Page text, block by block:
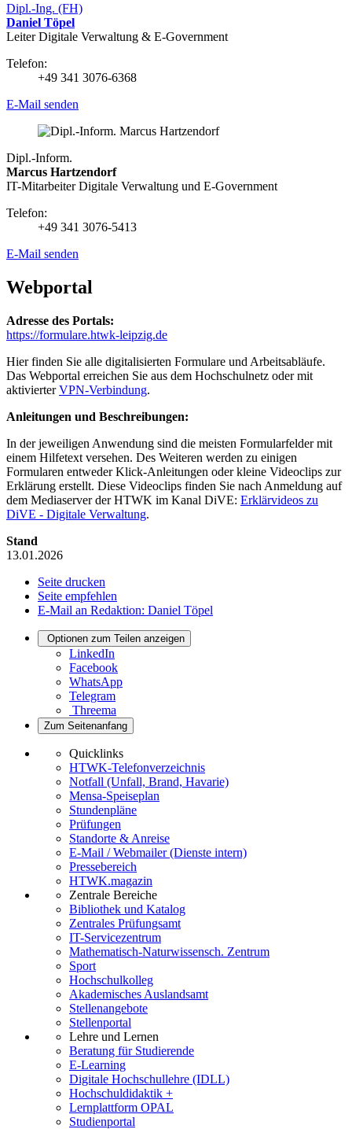
Dipl.-Ing. (FH)
Daniel Töpel
Leiter Digitale Verwaltung & E-Government
Telefon:
+49 341 3076-6368
E-Mail senden
Dipl.-Inform.
Marcus Hartzendorf
IT-Mitarbeiter Digitale Verwaltung und E-Government
Telefon:
+49 341 3076-5413
E-Mail senden
Webportal
Adresse des Portals:
https://formulare.htwk-leipzig.de
Hier finden Sie alle digitalisierten Formulare und Arbeitsabläufe.
Das Webportal erreichen Sie aus dem Hochschulnetz oder mit
aktivierterVPN-Verbindung.
Anleitungen und Beschreibungen:
In der jeweiligen Anwendung sind die meisten Formularfelder mit
einem Hilfetext versehen. Des Weiteren werden zu einigen
Formularen entweder Klick-Anleitungen oder kleine Videoclips zur
Erklärung erstellt. Diese Videoclips finden Sie nach Anmeldung auf
dem Mediaserver der HTWK im Kanal DiVE: Erklärvideos zu
DiVE - Digitale Verwaltung.
Stand
13.01.2026
Seite drucken
Seite empfehlen
E-Mail an Redaktion: Daniel Töpel
Optionen zum Teilen anzeigen
LinkedIn
Facebook
WhatsApp
Telegram
Threema
Zum Seitenanfang
Quicklinks
HTWK-Telefonverzeichnis
Notfall (Unfall, Brand, Havarie)
Mensa-Speiseplan
Stundenpläne
Prüfungen
Standorte & Anreise
E-Mail / Webmailer (Dienste intern)
Pressebereich
HTWK.magazin
Zentrale Bereiche
Bibliothek und Katalog
Zentrales Prüfungsamt
IT-Servicezentrum
Mathematisch-Naturwissensch. Zentrum
Sport
Hochschulkolleg
Akademisches Auslandsamt
Stellenangebote
Stellenportal
Lehre und Lernen
Beratung für Studierende
E-Learning
Digitale Hochschullehre (IDLL)
Hochschuldidaktik +
Lernplattform OPAL
Studienportal